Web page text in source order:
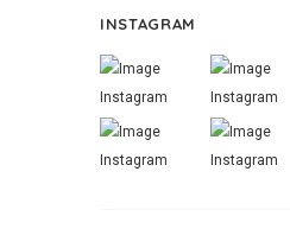
INSTAGRAM